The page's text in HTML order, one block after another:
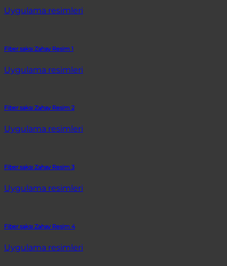
Uygulama resimleri
Fiber saksı Zahay Resim 1
Uygulama resimleri
Fiber saksı Zahay Resim 2
Uygulama resimleri
Fiber saksı Zahay Resim 3
Uygulama resimleri
Fiber saksı Zahay Resim 4
Uygulama resimleri